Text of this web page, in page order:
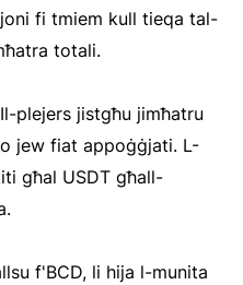
fi tmiem kull tieqa tal-
totali.
Il-plejers jistgħu jimħatru
jew fiat appoġġjati. L-
għal USDT għall-
f'BCD, li hija l-munita